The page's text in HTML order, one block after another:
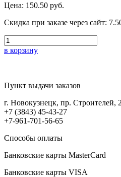
Цена: 150.50 руб.
Скидка при заказе через сайт:
в корзину
Пункт выдачи заказов
г. Новокузнецк, пр. Строителей,
+7 (3843) 45-43-27
+7-961-701-56-65
Способы оплаты
Банковские карты MasterCard
Банковские карты VISA